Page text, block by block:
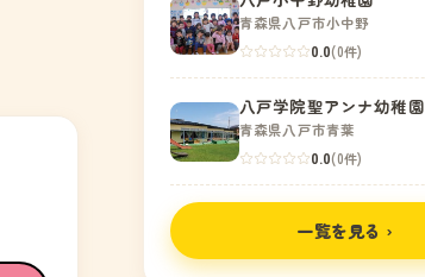
青森県八戸市小中野
0.0(0件)
八戸学院聖アンナ幼稚園
青森県八戸市青葉
0.0(0件)
一覧を見る ›